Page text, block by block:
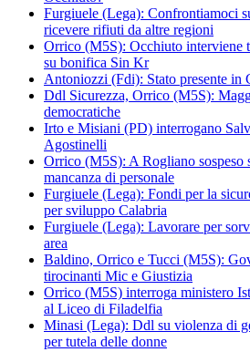
Furgiuele (Lega): Confrontiamoci
ricevere rifiuti da altre regioni
Orrico (M5S): Occhiuto interviene
su bonifica Sin Kr
Antoniozzi (Fdi): Stato presente in
Ddl Sicurezza, Orrico (M5S):
democratiche
Irto e Misiani (PD) interrogano
Agostinelli
Orrico (M5S): A Rogliano sospeso
mancanza di personale
Furgiuele (Lega): Fondi per la
per sviluppo Calabria
Furgiuele (Lega): Lavorare per
area
Baldino, Orrico e Tucci (M5S):
tirocinanti Mic e Giustizia
Orrico (M5S) interroga ministero
al Liceo di Filadelfia
Minasi (Lega): Ddl su violenza di
per tutela delle donne